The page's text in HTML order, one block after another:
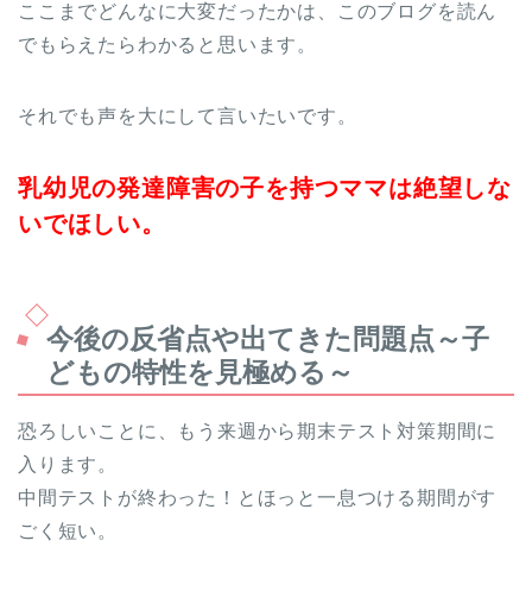
ここまでどんなに大変だったかは、このブログを読ん
でもらえたらわかると思います。
それでも声を大にして言いたいです。
乳幼児の発達障害の子を持つママは絶望しな
いでほしい。
今後の反省点や出てきた問題点～子
どもの特性を見極める～
恐ろしいことに、もう来週から期末テスト対策期間に
入ります。
中間テストが終わった！とほっと一息つける期間がす
ごく短い。